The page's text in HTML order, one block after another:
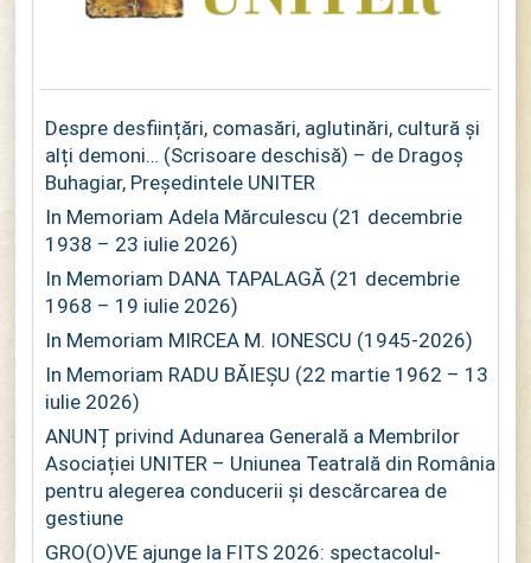
Despre desființări, comasări, aglutinări, cultură și
alți demoni… (Scrisoare deschisă) – de Dragoș
Buhagiar, Președintele UNITER
In Memoriam Adela Mărculescu (21 decembrie
1938 – 23 iulie 2026)
In Memoriam DANA TAPALAGĂ (21 decembrie
1968 – 19 iulie 2026)
In Memoriam MIRCEA M. IONESCU (1945-2026)
In Memoriam RADU BĂIEȘU (22 martie 1962 – 13
iulie 2026)
ANUNȚ privind Adunarea Generală a Membrilor
Asociației UNITER – Uniunea Teatrală din România
pentru alegerea conducerii și descărcarea de
gestiune
GRO(O)VE ajunge la FITS 2026: spectacolul-